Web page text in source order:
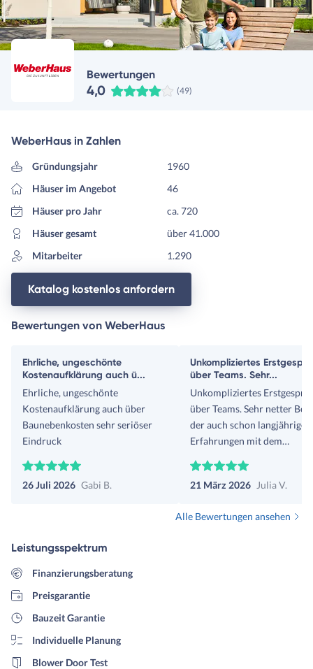
Bewertungen
4,0 (49)
WeberHaus in Zahlen
Gründungsjahr
1960
Häuser im Angebot
46
Häuser pro Jahr
ca. 720
Häuser gesamt
über 41.000
Mitarbeiter
1.290
Katalog kostenlos anfordern
Bewertungen von WeberHaus
Ehrliche, ungeschönte
Kostenaufklärung auch ü...
Ehrliche, ungeschönte
Kostenaufklärung auch über
Baunebenkosten sehr seriöser
Eindruck
26 Juli 2026 Gabi B.
Unkompliziertes
über Teams. Sehr...
Unkompliziertes
über Teams. Sehr netter
der auch schon langjährige
Erfahrungen mit dem
21 März 2026 Julia V.
Alle Bewertungen ansehen
Leistungsspektrum
Finanzierungsberatung
Preisgarantie
Bauzeit Garantie
Individuelle Planung
Blower Door Test